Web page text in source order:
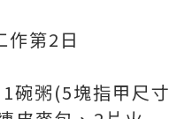
第2日
碗粥(5塊指甲尺寸